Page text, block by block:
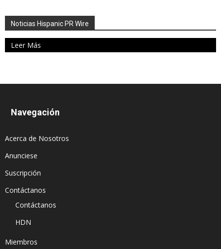
Noticias Hispanic PR Wire
Leer Más
Navegación
Acerca de Nosotros
Anunciese
Suscripción
Contáctanos
Contáctanos
HDN
Miembros